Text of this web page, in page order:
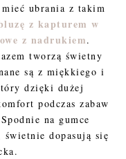
ubrania z takim
z kapturem w
z nadrukiem.
tworzą świetny
są z miękkiego i
dzięki dużej
podczas zabaw
na gumce
świetnie dopasują się